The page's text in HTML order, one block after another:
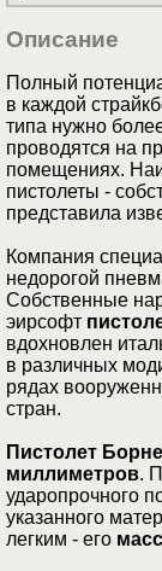
Описание
Полный
в каждой
типа нужно
проводятся на
помещениях.
пистолеты -
представила
Компания
недорогой
Собственные
эирсофт
вдохновлен
в различных
рядах
стран.
Пистолет
миллиметров.
ударопрочного
указанного
легким - его